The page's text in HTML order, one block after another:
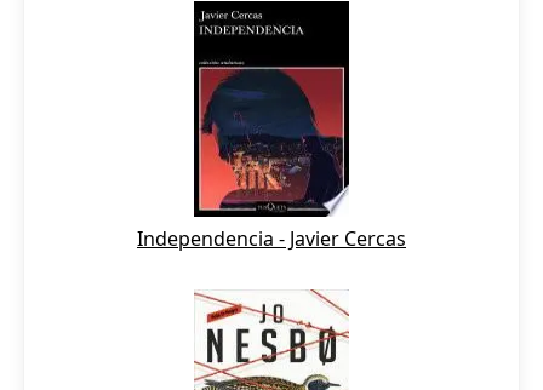
Independencia - Javier Cercas